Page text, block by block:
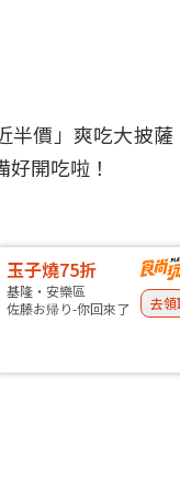
半價」爽吃大披薩
開吃啦！
玉子燒75折
基隆・安樂區
佐藤お帰り-你回來了
去領